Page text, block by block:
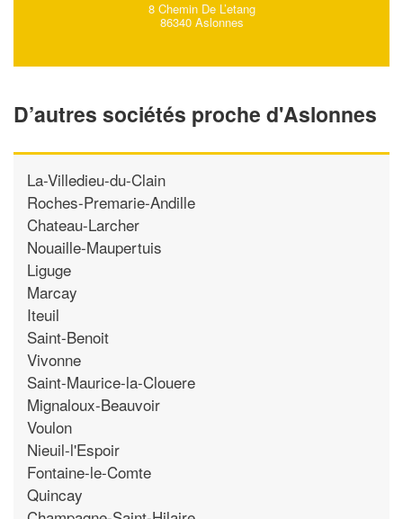
8 Chemin De L’etang
86340 Aslonnes
D’autres sociétés proche d'Aslonnes
La-Villedieu-du-Clain
Roches-Premarie-Andille
Chateau-Larcher
Nouaille-Maupertuis
Liguge
Marcay
Iteuil
Saint-Benoit
Vivonne
Saint-Maurice-la-Clouere
Mignaloux-Beauvoir
Voulon
Nieuil-l'Espoir
Fontaine-le-Comte
Quincay